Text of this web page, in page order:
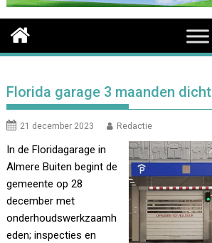
Florida garage 3 maanden dicht
21 december 2023 Redactie
In de Floridagarage in
Almere Buiten begint de
gemeente op 28
december met
onderhoudswerkzaamh
eden; inspecties en